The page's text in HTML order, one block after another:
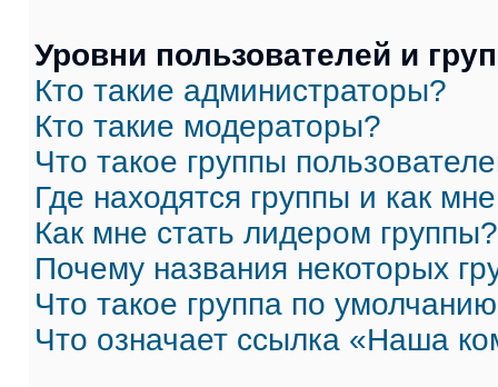
Уровни пользователей и
Кто такие администраторы?
Кто такие модераторы?
Что такое группы
Где находятся группы и как
Как мне стать лидером группы?
Почему названия некоторых
Что такое группа по
Что означает ссылка «Наша